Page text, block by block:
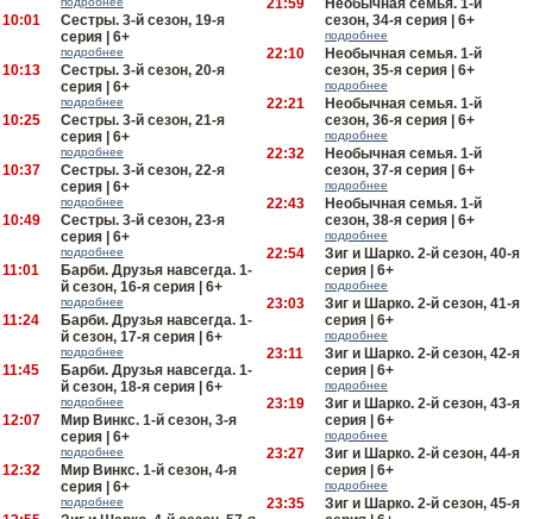
10:01
Сестры. 3-й сезон, 19-я
серия | 6+
подробнее
10:13
Сестры. 3-й сезон, 20-я
серия | 6+
подробнее
10:25
Сестры. 3-й сезон, 21-я
серия | 6+
подробнее
10:37
Сестры. 3-й сезон, 22-я
серия | 6+
подробнее
10:49
Сестры. 3-й сезон, 23-я
серия | 6+
подробнее
11:01
Барби. Друзья навсегда. 1-
й сезон, 16-я серия | 6+
подробнее
11:24
Барби. Друзья навсегда. 1-
й сезон, 17-я серия | 6+
подробнее
11:45
Барби. Друзья навсегда. 1-
й сезон, 18-я серия | 6+
подробнее
12:07
Мир Винкс. 1-й сезон, 3-я
серия | 6+
подробнее
12:32
Мир Винкс. 1-й сезон, 4-я
серия | 6+
подробнее
21:59
Необычная семья. 1-й
сезон, 34-я серия | 6+
подробнее
22:10
Необычная семья. 1-й
сезон, 35-я серия | 6+
подробнее
22:21
Необычная семья. 1-й
сезон, 36-я серия | 6+
подробнее
22:32
Необычная семья. 1-й
сезон, 37-я серия | 6+
подробнее
22:43
Необычная семья. 1-й
сезон, 38-я серия | 6+
подробнее
22:54
Зиг и Шарко. 2-й сезон, 40-я
серия | 6+
подробнее
23:03
Зиг и Шарко. 2-й сезон, 41-я
серия | 6+
подробнее
23:11
Зиг и Шарко. 2-й сезон, 42-я
серия | 6+
подробнее
23:19
Зиг и Шарко. 2-й сезон, 43-я
серия | 6+
подробнее
23:27
Зиг и Шарко. 2-й сезон, 44-я
серия | 6+
подробнее
23:35
Зиг и Шарко. 2-й сезон, 45-я